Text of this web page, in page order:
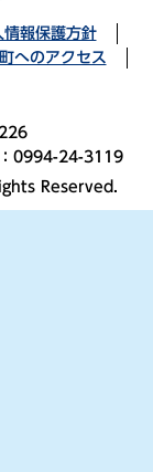
情報保護方針
へのアクセス
0994-24-3119
Reserved.